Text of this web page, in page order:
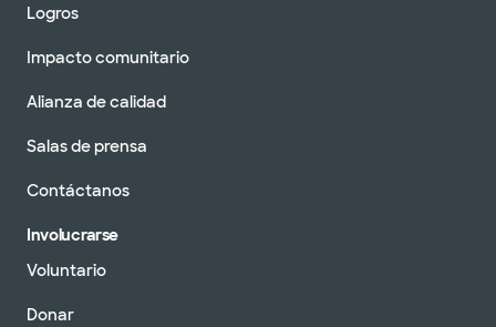
Logros
Impacto comunitario
Alianza de calidad
Salas de prensa
Contáctanos
Involucrarse
Voluntario
Donar